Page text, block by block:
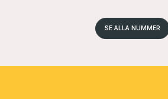
SE ALLA NUMMER